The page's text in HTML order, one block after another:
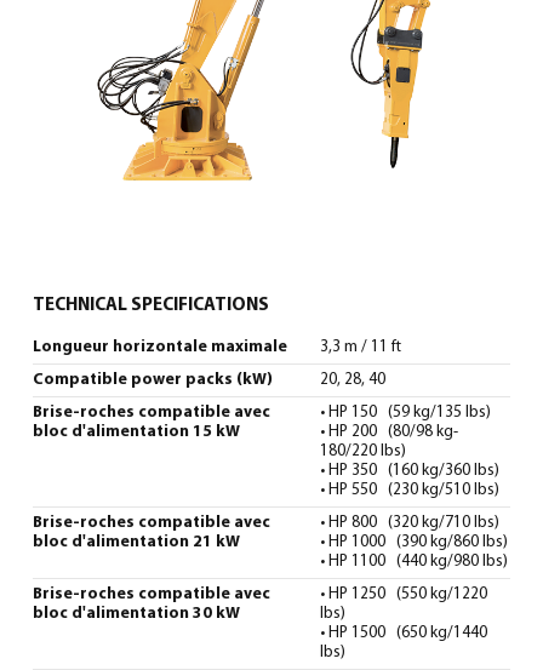
North America – French North America – French
TECHNICAL SPECIFICATIONS
Longueur horizontale maximale 3,3 m / 11 ft
Compatible power packs (kW) 20, 28, 40
Brise-roches compatible avec
bloc d'alimentation 15 kW
• HP 150 (59 kg/135 lbs)
• HP 200 (80/98 kg-
180/220 lbs)
• HP 350 (160 kg/360 lbs)
• HP 550 (230 kg/510 lbs)
Brise-roches compatible avec
bloc d'alimentation 21 kW
• HP 800 (320 kg/710 lbs)
• HP 1000 (390 kg/860 lbs)
• HP 1100 (440 kg/980 lbs)
Brise-roches compatible avec
bloc d'alimentation 30 kW
• HP 1250 (550 kg/1220
lbs)
• HP 1500 (650 kg/1440
lbs)